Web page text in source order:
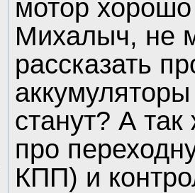
мотор
Михалыч, не
рассказать
станут? А
про
КПП) и